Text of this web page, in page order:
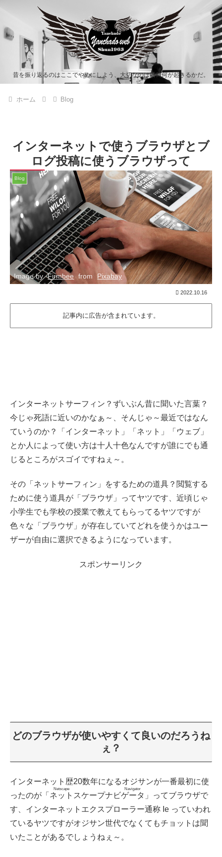
昔を振り返るのはここでやめにしよう、大切なのは明日何が起きるかだ。
ホーム Blog
インターネットで使うブラウザとブ
ログ投稿に使うブラウザって
Blog
Image by Firmbee from Pixabay
2022.10.16
記事内に広告が含まれています。
インターネットサーフィン？ずいぶん昔に聞いた言葉？
今じゃ死語に近いのかなぁ～、そんじゃ～最近ではなん
ていうのか？「インターネット」「ネット」「ウェブ」
とか人によって使い方は十人十色なんですが誰にでも通
じるところがスゴイですねぇ～。
その「ネットサーフィン」をするための道具？閲覧する
ために使う道具が「ブラウザ」ってヤツです、近頃じゃ
小学生でも学校の授業で教えてもらってるヤツですが
色々な「ブラウザ」が存在していてどれを使うかはユー
ザーが自由に選択できるようになっています。
スポンサーリンク
どのブラウザが使いやすくて良いのだろうね
ぇ？
インターネット歴20数年になるオジサンが一番最初に使
ったのが「 ネットスケープナビゲータ
Netscape Navigator
」ってブラウザで
す、インターネットエクスプローラー通称 Ie っていわれ
ているヤツですがオジサン世代でなくてもチョットは聞
いたことがあるでしょうねぇ～。